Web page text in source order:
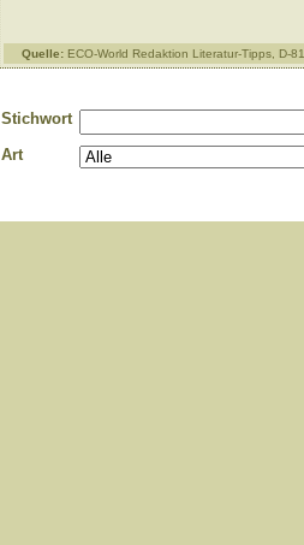
Quelle: ECO-World Redaktion Literatur-Tipps, D-
Stichwort
Art